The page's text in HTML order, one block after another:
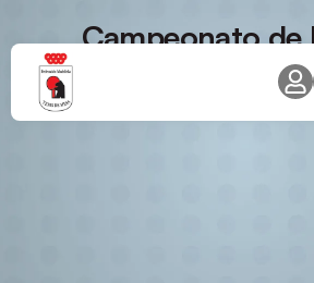
Campeonato de
Benjamín –